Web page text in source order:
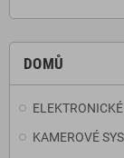
DOMŮ
KAMEROVÉ